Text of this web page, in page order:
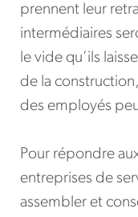
prennent leur
intermédiaires
le vide qu’ils
de la
des employés
Pour répondre
entreprises de
assembler et